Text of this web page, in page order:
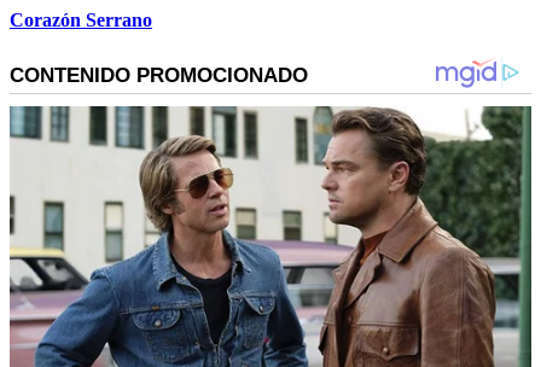
Corazón Serrano